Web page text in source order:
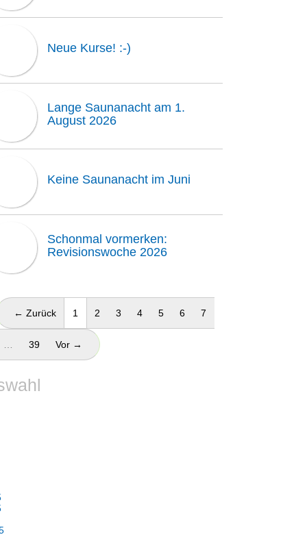
Neue Kurse! :-)
Lange Saunanacht am 1.
August 2026
Keine Saunanacht im Juni
Schonmal vormerken:
Revisionswoche 2026
← Zurück 1 (aktuell)
2 3 4 5 6 7
39 Vor →